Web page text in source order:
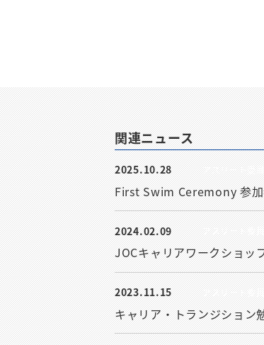
関連ニュース
2025.10.28 アスリート委
First Swim Ceremony 参
2024.02.09 アスリート委
JOCキャリアワークショッ
2023.11.15 アスリート委
キャリア・トランジション